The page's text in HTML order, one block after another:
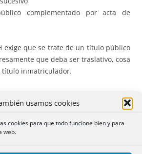
usamos cookies
cookies para que todo funcione bien y para
web.
complementado por acta de
que se trate de un título público
que deba ser traslativo, cosa
título inmatriculador.
traslativo inmatriculador.
del artículo 298 RH es que